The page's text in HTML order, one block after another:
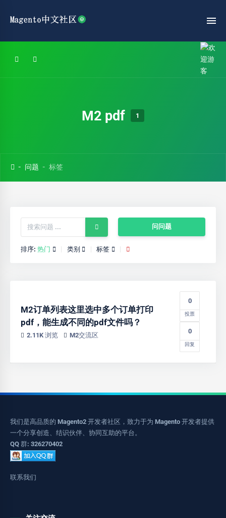
M2 pdf 1
问题 标签
问问题
排序: 热门 类别 标签
M2订单列表这里选中多个订单打印
pdf，能生成不同的pdf文件吗？
2.11K 浏览 M2交流区
0
投票
0
回复
我们是高品质的 Magento2 开发者社区，致力于为 Magento 开发者提供
一个分享创造、结识伙伴、协同互助的平台。
QQ 群: 326270402
联系我们